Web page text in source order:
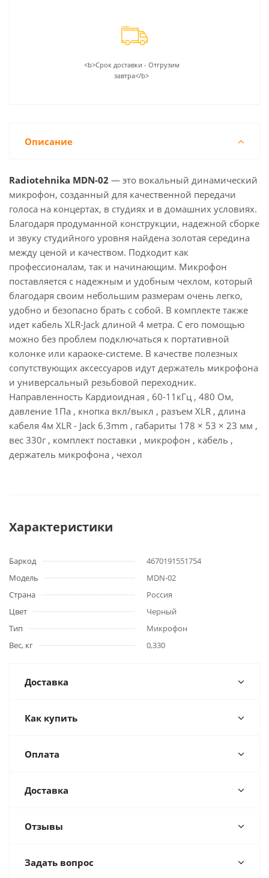
<b>Срок доставки - Отгрузим
завтра</b>
Описание
Radiotehnika MDN-02 — это вокальный динамический
микрофон, созданный для качественной передачи
голоса на концертах, в студиях и в домашних условиях.
Благодаря продуманной конструкции, надежной сборке
и звуку студийного уровня найдена золотая середина
между ценой и качеством. Подходит как
профессионалам, так и начинающим. Микрофон
поставляется с надежным и удобным чехлом, который
благодаря своим небольшим размерам очень легко,
удобно и безопасно брать с собой. В комплекте также
идет кабель XLR-Jack длиной 4 метра. С его помощью
можно без проблем подключаться к портативной
колонке или караоке-системе. В качестве полезных
сопутствующих аксессуаров идут держатель микрофона
и универсальный резьбовой переходник.
Направленность Кардиоидная , 60-11кГц , 480 Ом,
давление 1Па , кнопка вкл/выкл , разъем XLR , длина
кабеля 4м XLR - Jack 6.3mm , габариты 178 × 53 × 23 мм ,
вес 330г , комплект поставки , микрофон , кабель ,
держатель микрофона , чехол
Характеристики
Баркод
4670191551754
Модель
MDN-02
Страна
Россия
Цвет
Черный
Тип
Микрофон
Вес, кг
0,330
Доставка
Как купить
Оплата
Доставка
Отзывы
Задать вопрос